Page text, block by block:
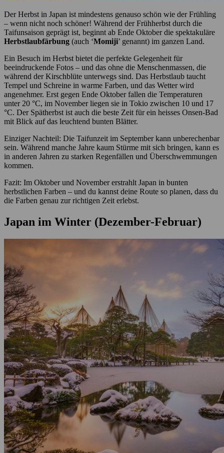
Der Herbst in Japan ist mindestens genauso schön wie der Frühling
– wenn nicht noch schöner! Während der Frühherbst durch die
Taifunsaison geprägt ist, beginnt ab Ende Oktober die spektakuläre
Herbstlaubfärbung (auch ‘Momiji’ genannt) im ganzen Land.
Ein Besuch im Herbst bietet die perfekte Gelegenheit für
beeindruckende Fotos – und das ohne die Menschenmassen, die
während der Kirschblüte unterwegs sind. Das Herbstlaub taucht
Tempel und Schreine in warme Farben, und das Wetter wird
angenehmer. Erst gegen Ende Oktober fallen die Temperaturen
unter 20 °C, im November liegen sie in Tokio zwischen 10 und 17
°C. Der Spätherbst ist auch die beste Zeit für ein heisses Onsen-Bad
mit Blick auf das leuchtend bunten Blätter.
Einziger Nachteil: Die Taifunzeit im September kann unberechenbar
sein. Während manche Jahre kaum Stürme mit sich bringen, kann es
in anderen Jahren zu starken Regenfällen und Überschwemmungen
kommen.
Fazit: Im Oktober und November erstrahlt Japan in bunten
herbstlichen Farben – und du kannst deine Route so planen, dass du
die Farben genau zur richtigen Zeit erlebst.
Japan im Winter (Dezember-Februar)